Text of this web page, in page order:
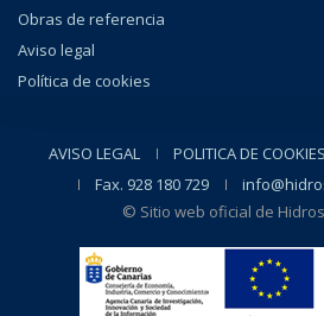
Obras de referencia
Aviso legal
Política de cookies
AVISO LEGAL POLITICA DE COOKIES
Fax. 928 180 729
© Sitio web oficial de